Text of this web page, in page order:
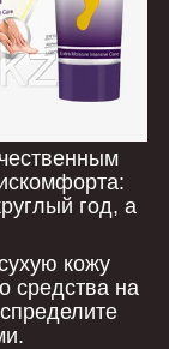
год, а
кожу
средства на